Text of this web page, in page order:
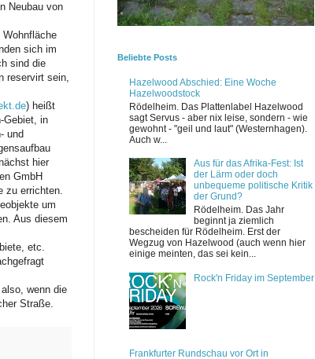
Neubau von
Wohnfläche
sich im
sind die
reservirt sein,
) heißt
Gebiet, in
und
hier
GmbH
zu errichten.
um
Aus diesem
etc.
wenn die
Straße.
Beliebte Posts
Hazelwood Abschied: Eine Woche
Hazelwoodstock
Rödelheim. Das Plattenlabel Hazelwood
sagt Servus - aber nix leise, sondern - wie
gewohnt - "geil und laut" (Westernhagen).
Auch w...
Aus für das Afrika-Fest: Ist
der Lärm oder doch
unbequeme politische Kritik
der Grund?
Rödelheim. Das Jahr
beginnt ja ziemlich
bescheiden für Rödelheim. Erst der
Wegzug von Hazelwood (auch wenn hier
einige meinten, das sei kein...
Rock'n Friday im September
Frankfurter Rundschau vor Ort in